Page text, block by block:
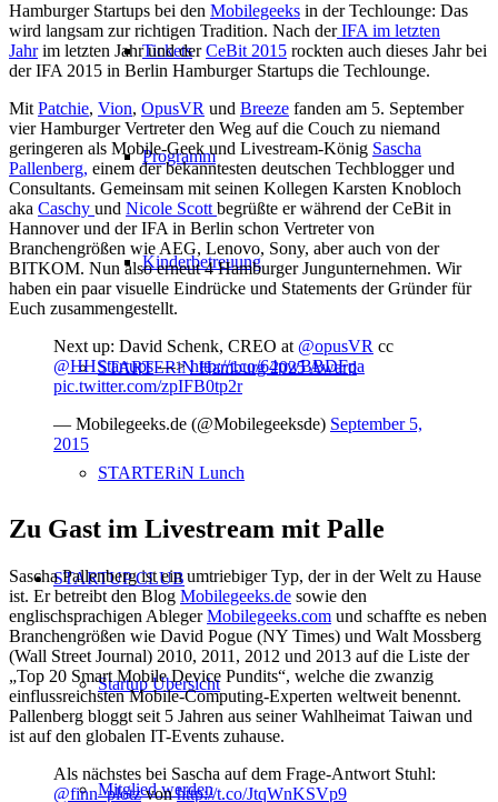
Tickets
Programm
Kinderbetreuung
STARTERiN Hamburg 2025 Award
STARTERiN Lunch
STARTUP CLUB
Startup Übersicht
Mitglied werden
Hamburger Startups bei den Mobilegeeks in der Techlounge: Das
wird langsam zur richtigen Tradition. Nach derIFA im letzten
Jahrim letzten Jahr und derCeBit 2015 rockten auch dieses Jahr bei
der IFA 2015 in Berlin Hamburger Startups die Techlounge.
MitPatchie, Vion, OpusVR und Breeze fanden am 5. September
vier Hamburger Vertreter den Weg auf die Couch zu niemand
geringeren als Mobile-Geek und Livestream-König Sascha
Pallenberg, einem der bekanntesten deutschen Techblogger und
Consultants. Gemeinsam mit seinen Kollegen Karsten Knobloch
aka Caschy und Nicole Scottbegrüßte er während der CeBit in
Hannover und der IFA in Berlin schon Vertreter von
Branchengrößen wie AEG, Lenovo, Sony, aber auch von der
BITKOM. Nun also erneut 4 Hamburger Jungunternehmen. Wir
haben ein paar visuelle Eindrücke und Statements der Gründer für
Euch zusammengestellt.
Next up: David Schenk, CREO at @opusVR ​cc
@HHStartups​ —>http://t.co/64pwBBDFpa
pic.twitter.com/zpIFB0tp2r
— Mobilegeeks.de (@Mobilegeeksde) September 5,
2015
Zu Gast im Livestream mit Palle
Sascha Pallenberg ist ein umtriebiger Typ, der in der Welt zu Hause
ist. Er betreibt den Blog Mobilegeeks.de sowie den
englischsprachigen AblegerMobilegeeks.com und schaffte es neben
Branchengrößen wie David Pogue (NY Times) und Walt Mossberg
(Wall Street Journal) 2010, 2011, 2012 und 2013 auf die Liste der
„Top 20 Smart Mobile Device Pundits“, welche die zwanzig
einflussreichsten Mobile-Computing-Experten weltweit benennt.
Pallenberg bloggt seit 5 Jahren aus seiner Wahlheimat Taiwan und
ist auf den globalen IT-Events zuhause.
Als nächstes bei Sascha auf dem Frage-Antwort Stuhl:
@finn_plotzvonhttp://t.co/JtqWnKSVp9